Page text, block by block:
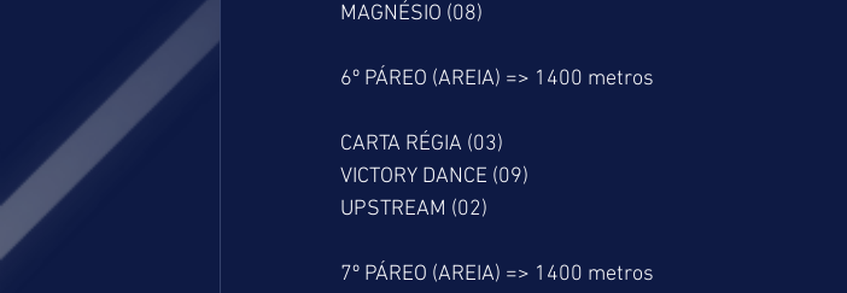
MAGNÉSIO (08)
6º PÁREO (AREIA) => 1400 metros
CARTA RÉGIA (03)
VICTORY DANCE (09)
UPSTREAM (02)
7º PÁREO (AREIA) => 1400 metros